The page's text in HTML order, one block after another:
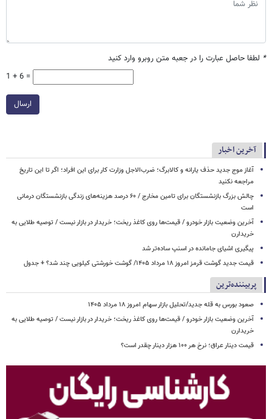
* لطفا حاصل عبارت را در جعبه متن روبرو وارد کنید
1 + 6 =
ارسال
آخرین اخبار
آغاز موج جدید حذف یارانه و کالابرگ؛ ضرب‌الاجل وزارت کار برای این افراد؛ اگر تا این تاریخ
مراجعه نکنید
چالش بزرگ بازنشستگان برای تامین مخارج / ۶۰ درصد هزینه‌های زندگی بازنشستگان درمانی
است
آخرین وضعیت بازار خودرو / قیمت‌ها روی کاغذ ریخت؛ خریدار در بازار نیست / توصیه طلایی به
خریدارن
پیگیری اشیای جامانده در اسنپ ساده‌تر شد
قیمت جدید گوشت قرمز امروز ۱۸ مرداد ۱۴۰۵/ گوشت خورشتی کیلویی چند شد؟ + جدول
پربیننده‌ترین
صعود بورس به قله جدید/تحلیل بازار سهام امروز ۱۸ مرداد ۱۴۰۵
آخرین وضعیت بازار خودرو / قیمت‌ها روی کاغذ ریخت؛ خریدار در بازار نیست / توصیه طلایی به
خریدارن
قیمت دینار عراق؛ نرخ هر ۱۰۰ هزار دینار چقدر است؟